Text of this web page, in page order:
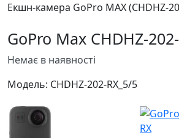
Екшн-камера GoPro MAX (CHDHZ-
GoPro Max CHDHZ-
Немає в наявності
Модель: CHDHZ-202-RX_ 5/5